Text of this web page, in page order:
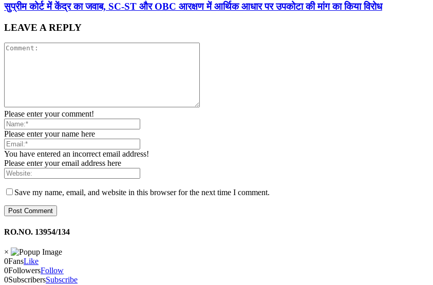
सुप्रीम कोर्ट में केंद्र का जवाब, SC-ST और OBC आरक्षण में आर्थिक आधार पर उपकोटा की मांग का किया विरोध
LEAVE A REPLY
Please enter your comment!
Please enter your name here
You have entered an incorrect email address!
Please enter your email address here
Save my name, email, and website in this browser for the next time I comment.
RO.NO. 13954/134
×
0FansLike
0FollowersFollow
0SubscribersSubscribe